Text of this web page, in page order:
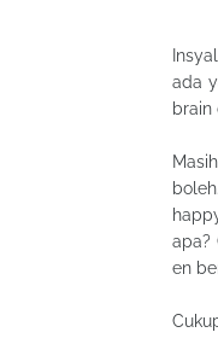
ada
brain
apa?
en